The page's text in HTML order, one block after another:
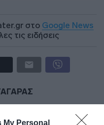
My Personal
στο Google News
τις ειδήσεις